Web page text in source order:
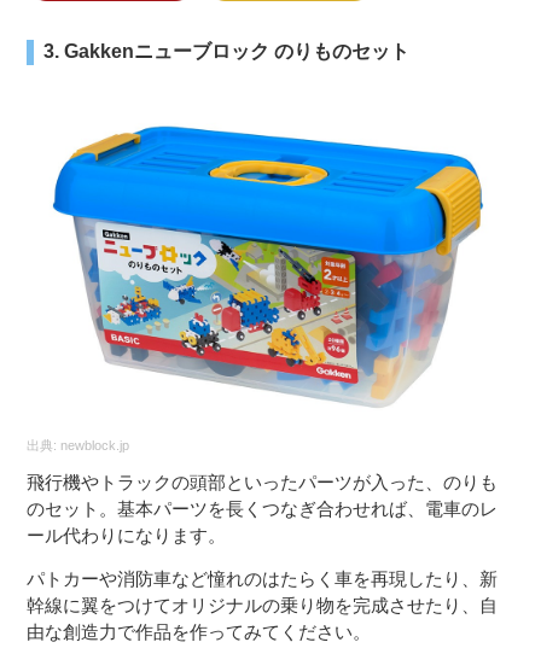
3. Gakkenニューブロック のりものセット
出典: newblock.jp
飛行機やトラックの頭部といったパーツが入った、のりも
のセット。基本パーツを長くつなぎ合わせれば、電車のレ
ール代わりになります。
パトカーや消防車など憧れのはたらく車を再現したり、新
幹線に翼をつけてオリジナルの乗り物を完成させたり、自
由な創造力で作品を作ってみてください。